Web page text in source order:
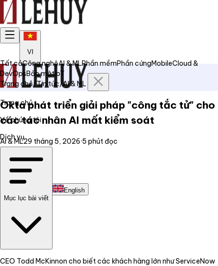
VI
Trang chủ
Về chúng tôi
Dịch vụ
Liên hệ
English
Tất cảCông nghệAI & MLPhần mềmPhần cứngMobileCloud &
DevOpsBảo mậtIoT
Trang chủ/Tin tức/AI & ML
Okta phát triển giải pháp "công tắc tử" cho
các tác nhân AI mất kiểm soát
AI & ML29 tháng 5, 2026·5 phút đọc
Mục lục bài viết
CEO Todd McKinnon cho biết các khách hàng lớn như ServiceNow